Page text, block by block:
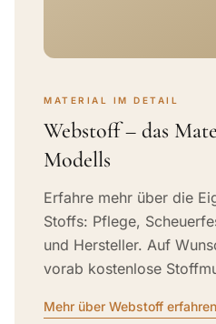
MATERIAL IM DETAIL
Webstoff – das
Modells
Erfahre mehr über die
Stoffs: Pflege,
und Hersteller. Auf
vorab kostenlose
Mehr über Webstoff